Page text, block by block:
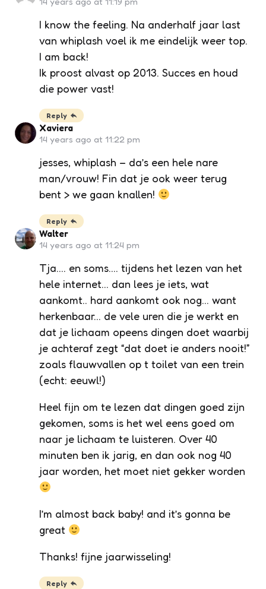
I know the feeling. Na anderhalf jaar last
van whiplash voel ik me eindelijk weer top.
I am back!
Ik proost alvast op 2013. Succes en houd
die power vast!
Reply
Xaviera
14 years ago at 11:22 pm
jesses, whiplash – da’s een hele nare
man/vrouw! Fin dat je ook weer terug
bent > we gaan knallen!
Reply
Walter
14 years ago at 11:24 pm
Tja…. en soms…. tijdens het lezen van het
hele internet… dan lees je iets, wat
aankomt.. hard aankomt ook nog… want
herkenbaar… de vele uren die je werkt en
dat je lichaam opeens dingen doet waarbij
je achteraf zegt “dat doet ie anders nooit!”
zoals flauwvallen op t toilet van een trein
(echt: eeuwl!)
Heel fijn om te lezen dat dingen goed zijn
gekomen, soms is het wel eens goed om
naar je lichaam te luisteren. Over 40
minuten ben ik jarig, en dan ook nog 40
jaar worden, het moet niet gekker worden
I’m almost back baby! and it’s gonna be
great
Thanks! fijne jaarwisseling!
Reply